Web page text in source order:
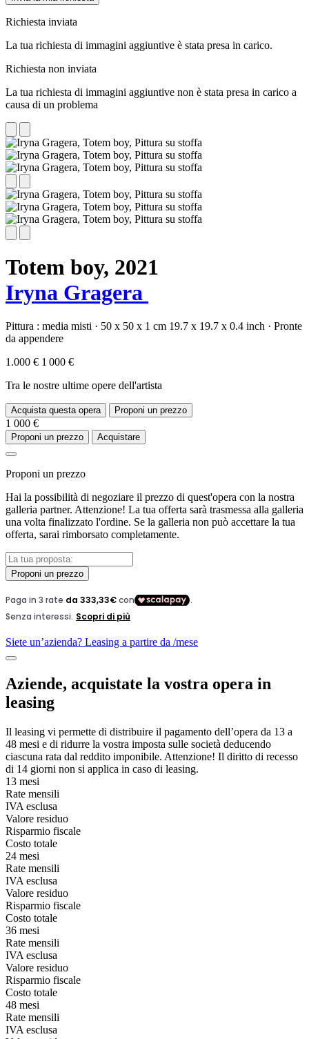
Richiesta inviata
La tua richiesta di immagini aggiuntive è stata presa in carico.
Richiesta non inviata
La tua richiesta di immagini aggiuntive non è stata presa in carico a
causa di un problema
Totem boy, 2021
Iryna Gragera
Pittura : media misti · 50 x 50 x 1 cm 19.7 x 19.7 x 0.4 inch · Pronte
da appendere
1.000 € 1 000 €
Tra le nostre ultime opere dell'artista
Acquista questa opera Proponi un prezzo
1 000 €
Proponi un prezzo Acquistare
Proponi un prezzo
Hai la possibilità di negoziare il prezzo di quest'opera con la nostra
galleria partner. Attenzione! La tua offerta sarà trasmessa alla galleria
una volta finalizzato l'ordine. Se la galleria non può accettare la tua
offerta, sarai rimborsato completamente.
Proponi un prezzo
Siete un’azienda? Leasing a partire da /mese
Aziende, acquistate la vostra opera in
leasing
Il leasing vi permette di distribuire il pagamento dell’opera da 13 a
48 mesi e di ridurre la vostra imposta sulle società deducendo
ciascuna rata dal reddito imponibile. Attenzione! Il diritto di recesso
di 14 giorni non si applica in caso di leasing.
13 mesi
Rate mensili
IVA esclusa
Valore residuo
Risparmio fiscale
Costo totale
24 mesi
Rate mensili
IVA esclusa
Valore residuo
Risparmio fiscale
Costo totale
36 mesi
Rate mensili
IVA esclusa
Valore residuo
Risparmio fiscale
Costo totale
48 mesi
Rate mensili
IVA esclusa